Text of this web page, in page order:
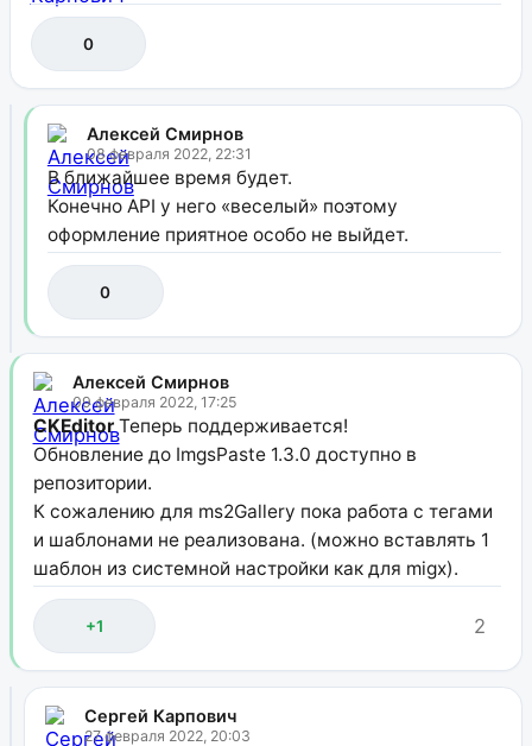
0
Алексей Смирнов
08 февраля 2022, 22:31
В ближайшее время будет.
Конечно API у него «веселый» поэтому
оформление приятное особо не выйдет.
0
Алексей Смирнов
09 февраля 2022, 17:25
CKEditorТеперь поддерживается!
Обновление до ImgsPaste 1.3.0 доступно в
репозитории.
К сожалению для ms2Gallery пока работа с тегами
и шаблонами не реализована. (можно вставлять 1
шаблон из системной настройки как для migx).
+1 2
Сергей Карпович
27 февраля 2022, 20:03